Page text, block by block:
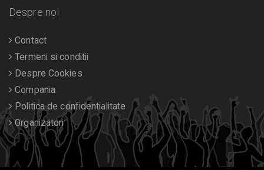
Despre noi
Contact
Termeni si conditii
Despre Cookies
Compania
Politica de confidentialitate
Organizatori